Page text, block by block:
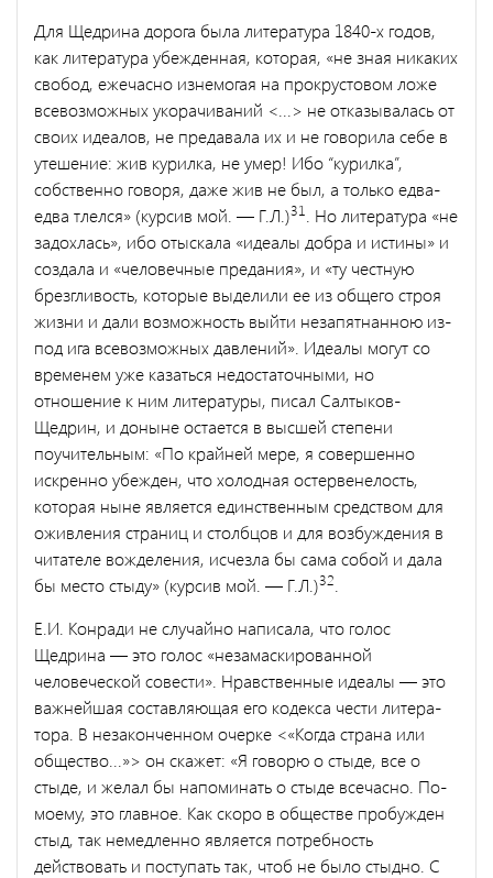
Для Щедрина дорога была литература 1840-х годов,
как литера­тура убежденная, которая, «не зная никаких
свобод, ежечасно из­немогая на прокрустовом ложе
всевозможных укорачиваний <...> не отказывалась от
своих идеалов, не предавала их и не говорила себе в
утешение: жив курилка, не умер! Ибо “курилка”,
собствен­но говоря, даже жив не был, а только едва-
едва тлелся» (курсив мой. — Г.Л.)31
. Но литература «не
задохлась», ибо отыскала «идеалы добра и истины» и
создала и «человечные предания», и «ту чест­ную
брезгливость, которые выделили ее из общего строя
жизни и дали возможность выйти незапятнанною из-
под ига всевозможных давлений». Идеалы могут со
временем уже казаться недостаточны­ми, но
отношение к ним литературы, писал Салтыков-
Щедрин, и доныне остается в высшей степени
поучительным: «По крайней мере, я совершенно
искренно убежден, что холодная остервене­лость,
которая ныне является единственным средством для
оживле­ния страниц и столбцов и для возбуждения в
читателе вожделения, исчезла бы сама собой и дала
бы место стыду» (курсив мой. — Г.Л.)32
Е.И. Конради не случайно написала, что голос
Щедрина — это голос «незамаскированной
человеческой совести». Нравственные идеалы — это
важнейшая составляющая его кодекса чести литера­
тора. В незаконченном очерке <«Когда страна или
общество...»> он скажет: «Я говорю о стыде, все о
стыде, и желал бы напоминать о стыде всечасно. По-
моему, это главное. Как скоро в обществе пробужден
стыд, так немедленно является потребность
действовать и поступать так, чтоб не было стыдно. С